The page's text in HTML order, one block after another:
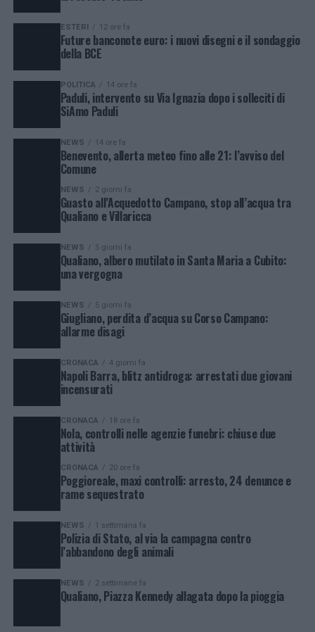
ESTERI 12 ore fa
Future banconote euro: i nuovi disegni e il sondaggio
della BCE
POLITICA 14 ore fa
Paduli, intervento su Via Ignazia dopo i solleciti di
SiAmo Paduli
NEWS 14 ore fa
Benevento, allerta meteo fino alle 21: l’avviso del
Comune
NEWS 2 giorni fa
Guasto all’Acquedotto Campano, stop all’acqua tra
Qualiano e Villaricca
NEWS 5 giorni fa
Qualiano, albero mutilato in Santa Maria a Cubito:
una vergogna
NEWS 5 giorni fa
Giugliano, perdita d’acqua su Corso Campano:
allarme disagi
CRONACA 4 giorni fa
Napoli Barra, blitz antidroga: arrestati due giovani
incensurati
CRONACA 18 ore fa
Nola, controlli nelle agenzie funebri: chiuse due
attività
CRONACA 20 ore fa
Poggioreale, maxi controlli: arresto, 24 denunce e
rame sequestrato
NEWS 1 settimana fa
Polizia di Stato, al via la campagna contro
l’abbandono degli animali
NEWS 2 settimane fa
Qualiano, Piazza Kennedy allagata dopo la pioggia